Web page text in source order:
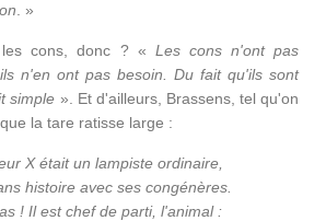
. »
les cons, donc ? « Les cons n'ont pas
n'en ont pas besoin. Du fait qu'ils sont
simple ». Et d'ailleurs, Brassens, tel qu'on
la tare ratisse large :
X était un lampiste ordinaire,
histoire avec ses congénères.
! Il est chef de parti, l'animal :